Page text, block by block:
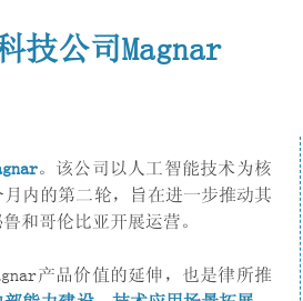
技公司Magnar
。该公司以人工智能技术为核
内的第二轮，旨在进一步推动其
和哥伦比亚开展运营。
产品价值的延伸，也是律所推